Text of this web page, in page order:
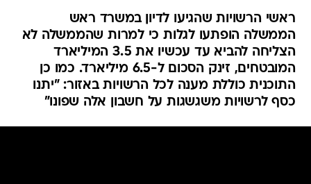
ראשי הרשויות שהגיעו לדיון במשרד ראש
הממשלה הופתעו לגלות כי למרות שהממשלה לא
הצליחה להביא עד עכשיו את 3.5 המיליארד
המובטחים, זינק הסכום ל-6.5 מיליארד. כמו כן
התוכנית כוללת מענה לכל הרשויות באזור: "יתנו
כסף לרשויות משגשגות על חשבון אלה שפונו"